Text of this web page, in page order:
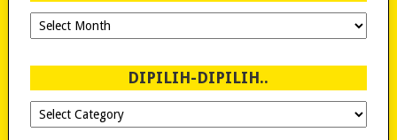
Ngeblog
Sejak
DIPILIH-DIPILIH..
Dipilih-
dipilih..